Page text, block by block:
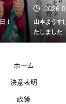
！
山本ようす
たしました
ホーム
決意表明
政策